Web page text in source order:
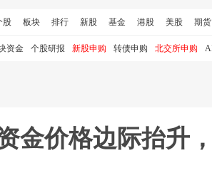
股 板块 排行 新股 基金 港股 美股 期货
资金 个股研报 新股申购 转债申购 北交所申购
金价格边际抬升